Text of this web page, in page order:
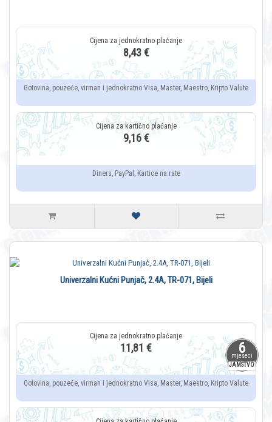
8,43 €
Gotovina, pouzeće, virman i jednokratno Visa, Master, Maestro, Kripto Valute
9,16 €
Diners, PayPal, Kartice na rate
6
mjeseci
JAMSTVO
Univerzalni Kućni Punjač, 2.4A, TR-071, Bijeli
11,81 €
Gotovina, pouzeće, virman i jednokratno Visa, Master, Maestro, Kripto Valute